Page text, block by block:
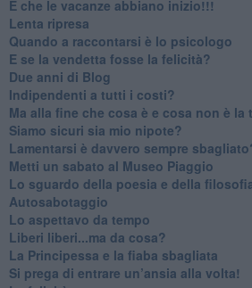
​E che le vacanze abbiano inizio!!!
​Lenta ripresa
​Quando a raccontarsi è lo psicologo
​E se la vendetta fosse la felicità?
​Due anni di Blog
​Indipendenti a tutti i costi?
​Ma alla fine che cosa è e cosa non è la
​Siamo sicuri sia mio nipote?
​Lamentarsi è davvero sempre
​Metti un sabato al Museo Piaggio
​Lo sguardo della poesia e della
Autosabotaggio
​Lo aspettavo da tempo
​Liberi liberi...ma da cosa?
​La Principessa e la fiaba sbagliata
Si prega di entrare un’ansia alla volta!